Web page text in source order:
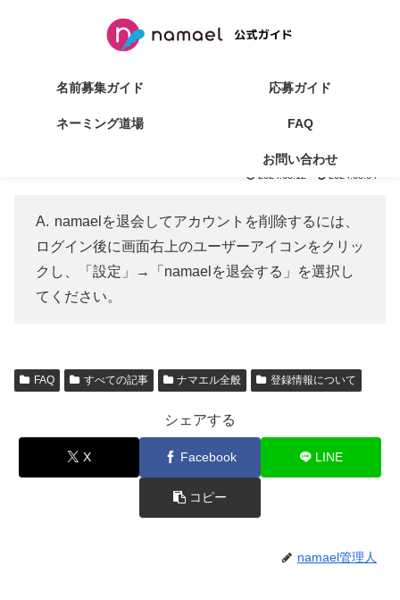
名前募集ガイド 応募ガイド
ネーミング道場 FAQ
お問い合わせ
2024.03.12 2024.08.04
namaelを退会してアカウントを削除するには、
ログイン後に画面右上のユーザーアイコンをクリッ
クし、「設定」→「namaelを退会する」を選択し
てください。
FAQ すべての記事 ナマエル全般 登録情報について
シェアする
X Facebook LINE
コピー
namael管理人